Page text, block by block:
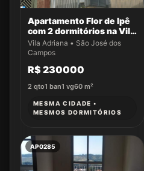
Apartamento Flor de Ipê
com 2 dormitórios na Vila
Adriana
Vila Adriana • São José dos
Campos
R$ 230000
2 qto1 ban1 vg60 m²
MESMA CIDADE •
MESMOS DORMITÓRIOS
AP0285